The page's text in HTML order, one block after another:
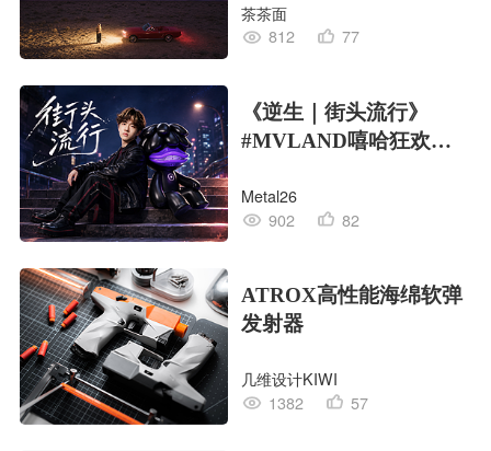
茶茶面
812
77
《逆生｜街头流行》
#MVLAND嘻哈狂欢派
Metal26
902
82
ATROX高性能海绵软弹
发射器
几维设计KIWI
1382
57